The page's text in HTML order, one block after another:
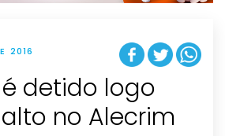
2016
detido logo
no Alecrim